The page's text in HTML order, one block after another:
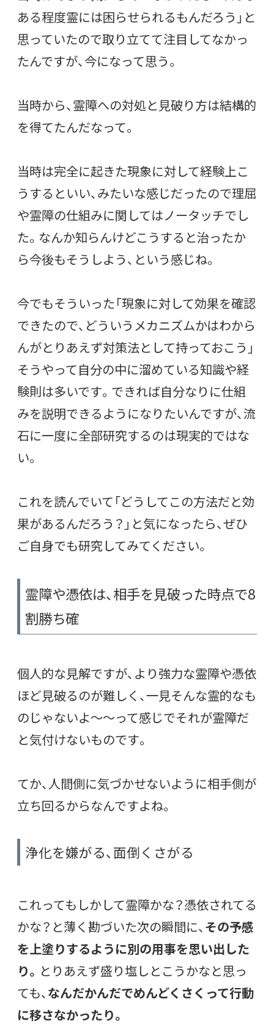
ある程度霊には困らせられるもんだろう」と
思っていたので取り立てて注目してなかっ
たんですが、今になって思う。
当時から、霊障への対処と見破り方は結構的
を得てたんだなって。
当時は完全に起きた現象に対して経験上こ
うするといい、みたいな感じだったので理屈
や霊障の仕組みに関してはノータッチでし
た。なんか知らんけどこうすると治ったか
ら今後もそうしよう、という感じね。
今でもそういった「現象に対して効果を確認
できたので、どういうメカニズムかはわから
んがとりあえず対策法として持っておこう」
そうやって自分の中に溜めている知識や経
験則は多いです。できれば自分なりに仕組
みを説明できるようになりたいんですが、流
石に一度に全部研究するのは現実的ではな
い。
これを読んでいて「どうしてこの方法だと効
果があるんだろう？」と気になったら、ぜひ
ご自身でも研究してみてください。
霊障や憑依は、相手を見破った時点で8
割勝ち確
個人的な見解ですが、より強力な霊障や憑依
ほど見破るのが難しく、一見そんな霊的なも
のじゃないよ〜〜って感じでそれが霊障だ
と気付けないものです。
てか、人間側に気づかせないように相手側が
立ち回るからなんですよね。
浄化を嫌がる、面倒くさがる
これってもしかして霊障かな？憑依されてる
かな？と薄く勘づいた次の瞬間に、その予感
を上塗りするように別の用事を思い出した
り。 とりあえず盛り塩しとこうかなと思っ
ても、なんだかんだでめんどくさくって行動
に移さなかったり。